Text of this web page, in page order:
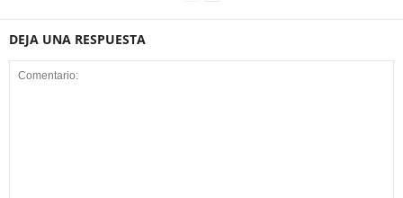
DEJA UNA RESPUESTA